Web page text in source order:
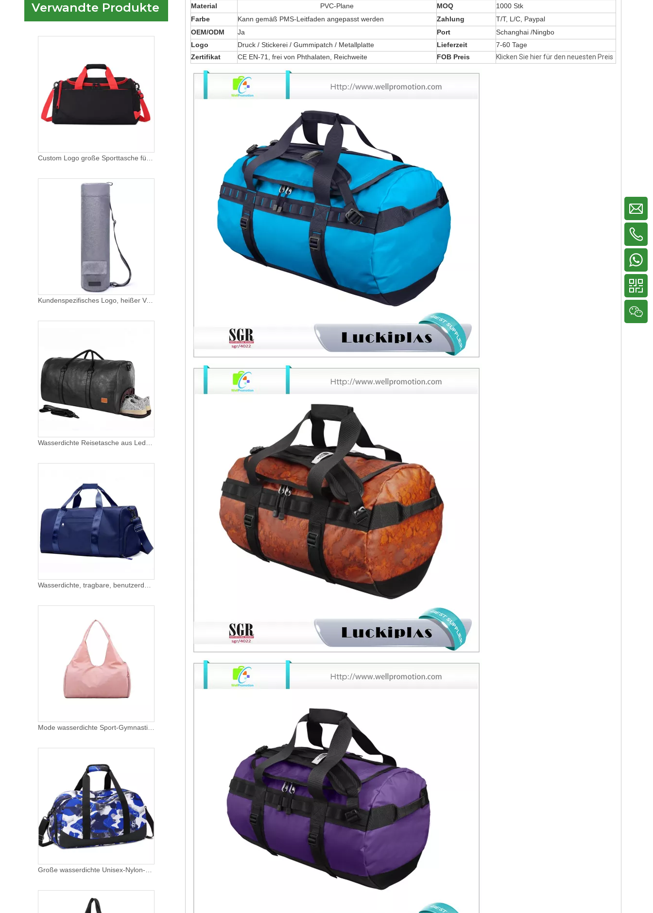
Verwandte Produkte
Custom Logo große Sporttasche für Männer Frauen wasserdichte Wochenend-Übernachtungstasche
Kundenspezifisches Logo, heißer Verkauf, günstiger Preis, Neuheit, einfach zu tragen, umweltfreundlich, tragbare Oxford-Yoga-Mattentasche
Wasserdichte Reisetasche aus Leder mit Schuhfach, großem Stauraum, Herrengriff, Tragetasche für das Wochenende
Wasserdichte, tragbare, benutzerdefinierte Reise-Sporttaschen, Crossbody, Sport, Tanz, Weekender, Sport-Duffle-Tasche für die Nacht
Mode wasserdichte Sport-Gymnastik-Eignungs-Nylontasche mit anpassbarem Logo im Schuhkarton, tragbare Seesack-Frauen-Reisetasche
Große wasserdichte Unisex-Nylon-Logo-Fitness-Trocken-Nass-getrennte Sport-Reisetasche mit Schuhfach
Material
PVC-Plane MOQ
1000 Stk
Farbe
Kann gemäß PMS-Leitfaden angepasst werden Zahlung
T/T, L/C, Paypal
OEM/ODM
Ja Port Schanghai /Ningbo
Logo
Druck / Stickerei / Gummipatch / Metallplatte Lieferzeit
7-60 Tage
Zertifikat
CE EN-71, frei von Phthalaten, Reichweite FOB Preis Klicken Sie hier für den neuesten Preis